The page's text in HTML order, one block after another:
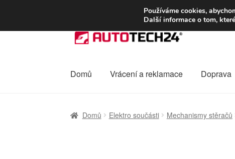
DOPRAVA od
Přeskočit
na
Přejít
webu
Domů Vrácení a reklamace Doprava
Domů Elektro součásti Mechanismy stěračů
Používáme cookies,
Další informace o tom,